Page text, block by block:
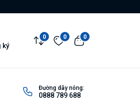
ký
0 0 0
Đường dây nóng:
0888 789 688